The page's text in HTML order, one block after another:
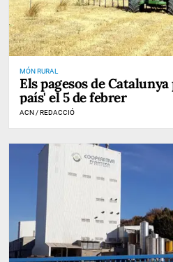
MÓN RURAL
Els pagesos de
país' el 5 de febrer
ACN / REDACCIÓ